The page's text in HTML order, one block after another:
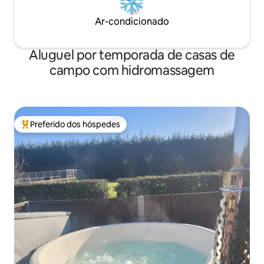
Ar-condicionado
Aluguel por temporada de casas de
campo com hidromassagem
Entre os melhores preferidos dos hóspedes
Preferido dos hóspedes